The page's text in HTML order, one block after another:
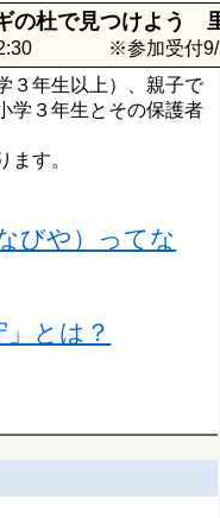
の杜で見つけよう
※参加受付9/
３年生以上）、親子で
学３年生とその保護者
す。
びや）ってな
とは？